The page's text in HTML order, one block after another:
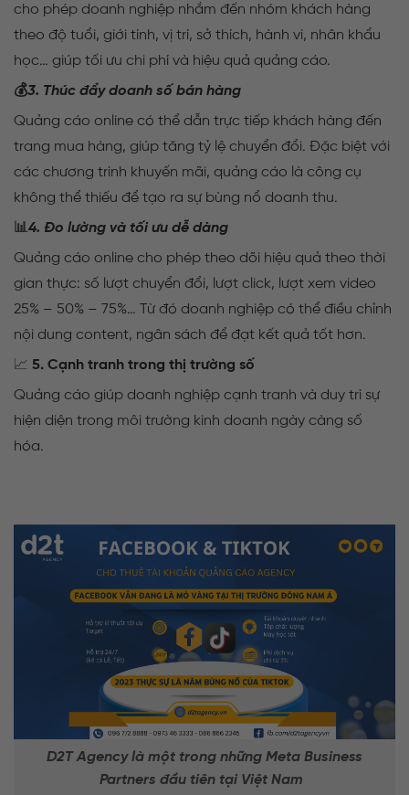
cho phép doanh nghiệp nhắm đến nhóm khách hàng
theo độ tuổi, giới tính, vị trí, sở thích, hành vi, nhân khẩu
học… giúp tối ưu chi phí và hiệu quả quảng cáo.
💰3. Thúc đẩy doanh số bán hàng
Quảng cáo online có thể dẫn trực tiếp khách hàng đến
trang mua hàng, giúp tăng tỷ lệ chuyển đổi. Đặc biệt với
các chương trình khuyến mãi, quảng cáo là công cụ
không thể thiếu để tạo ra sự bùng nổ doanh thu.
📊4. Đo lường và tối ưu dễ dàng
Quảng cáo online cho phép theo dõi hiệu quả theo thời
gian thực: số lượt chuyển đổi, lượt click, lượt xem video
25% – 50% – 75%… Từ đó doanh nghiệp có thể điều chỉnh
nội dung content, ngân sách để đạt kết quả tốt hơn.
📈 5. Cạnh tranh trong thị trường số
Quảng cáo giúp doanh nghiệp cạnh tranh và duy trì sự
hiện diện trong môi trường kinh doanh ngày càng số
hóa.
D2T Agency là một trong những Meta Business
Partners đầu tiên tại Việt Nam